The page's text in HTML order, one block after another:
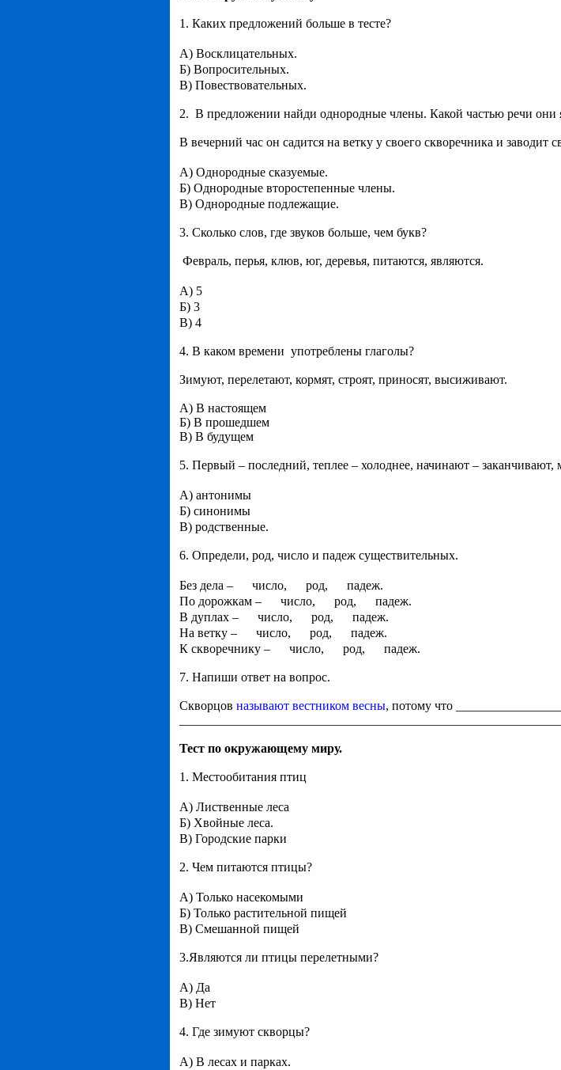
1. Каких предложений больше в тесте?
А) Восклицательных.
Б) Вопросительных.
В) Повествовательных.
2. В предложении найди однородные члены. Какой частью речи они
В вечерний час он садится на ветку у своего скворечника и заводит
А) Однородные сказуемые.
Б) Однородные второстепенные члены.
В) Однородные подлежащие.
3. Сколько слов, где звуков больше, чем букв?
Февраль, перья, клюв, юг, деревья, питаются, являются.
А) 5
Б) 3
В) 4
4. В каком времени употреблены глаголы?
Зимуют, перелетают, кормят, строят, приносят, высиживают.
А) В настоящем
Б) В прошедшем
В) В будущем
5. Первый – последний, теплее – холоднее, начинают – заканчивают,
А) антонимы
Б) синонимы
В) родственные.
6. Определи, род, число и падеж существительных.
Без дела – число, род,
падеж.
По дорожкам –
число, род,
падеж.
В дуплах –
число, род,
падеж.
На ветку –
число, род,
падеж.
К скворечнику –
число, род, падеж.
7. Напиши ответ на вопрос.
Скворцов называют вестником весны, потому что
Тест по окружающему миру.
1. Местообитания птиц
А) Лиственные леса
Б) Хвойные леса.
В) Городские парки
2. Чем питаются птицы?
А) Только насекомыми
Б) Только растительной пищей
В) Смешанной пищей
3.Являются ли птицы перелетными?
А) Да
В) Нет
4. Где зимуют скворцы?
А) В лесах и парках.